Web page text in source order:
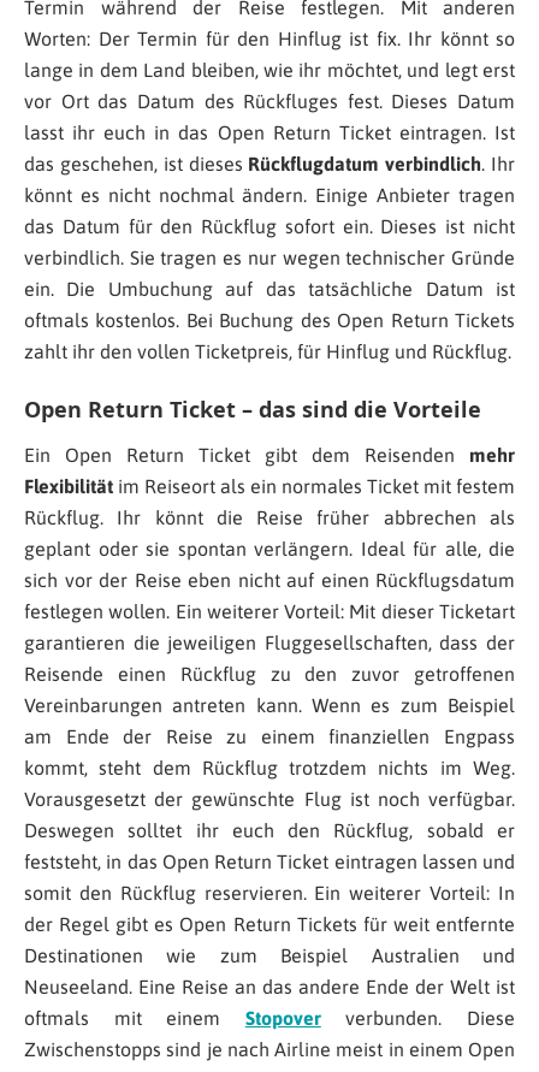
Termin während der Reise festlegen. Mit anderen
Worten: Der Termin für den Hinflug ist fix. Ihr könnt so
lange in dem Land bleiben, wie ihr möchtet, und legt erst
vor Ort das Datum des Rückfluges fest. Dieses Datum
lasst ihr euch in das Open Return Ticket eintragen. Ist
das geschehen, ist dieses Rückflugdatum verbindlich. Ihr
könnt es nicht nochmal ändern. Einige Anbieter tragen
das Datum für den Rückflug sofort ein. Dieses ist nicht
verbindlich. Sie tragen es nur wegen technischer Gründe
ein. Die Umbuchung auf das tatsächliche Datum ist
oftmals kostenlos. Bei Buchung des Open Return Tickets
zahlt ihr den vollen Ticketpreis, für Hinflug und Rückflug.
Open Return Ticket – das sind die Vorteile
Ein Open Return Ticket gibt dem Reisenden mehr
Flexibilität im Reiseort als ein normales Ticket mit festem
Rückflug. Ihr könnt die Reise früher abbrechen als
geplant oder sie spontan verlängern. Ideal für alle, die
sich vor der Reise eben nicht auf einen Rückflugsdatum
festlegen wollen. Ein weiterer Vorteil: Mit dieser Ticketart
garantieren die jeweiligen Fluggesellschaften, dass der
Reisende einen Rückflug zu den zuvor getroffenen
Vereinbarungen antreten kann. Wenn es zum Beispiel
am Ende der Reise zu einem finanziellen Engpass
kommt, steht dem Rückflug trotzdem nichts im Weg.
Vorausgesetzt der gewünschte Flug ist noch verfügbar.
Deswegen solltet ihr euch den Rückflug, sobald er
feststeht, in das Open Return Ticket eintragen lassen und
somit den Rückflug reservieren. Ein weiterer Vorteil: In
der Regel gibt es Open Return Tickets für weit entfernte
Destinationen wie zum Beispiel Australien und
Neuseeland. Eine Reise an das andere Ende der Welt ist
oftmals mit einem Stopoververbunden. Diese
Zwischenstopps sind je nach Airline meist in einem Open